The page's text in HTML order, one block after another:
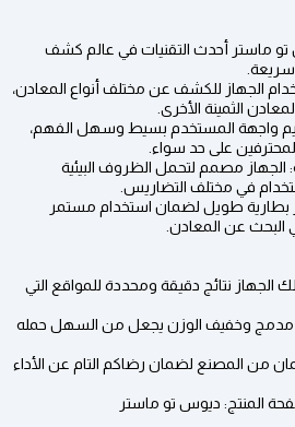
ماستر أحدث التقنيات في عالم كشف
الجهاز للكشف عن مختلف أنواع المعادن،
الثمينة الأخرى.
واجهة المستخدم بسيط وسهل الفهم،
على حد سواء.
الجهاز مصمم لتحمل الظروف البيئية
في مختلف التضاريس.
بطارية طويل لضمان استخدام مستمر
عن المعادن.
نتائج دقيقة ومحددة للمواقع التي
وخفيف الوزن يجعل من السهل حمله
من المصنع لضمان رضاكم التام عن الأداء
المنتج: ديوس تو ماستر